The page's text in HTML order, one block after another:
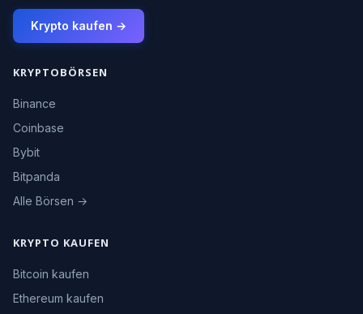
Krypto kaufen →
KRYPTOBÖRSEN
Binance
Coinbase
Bybit
Bitpanda
Alle Börsen →
KRYPTO KAUFEN
Bitcoin kaufen
Ethereum kaufen